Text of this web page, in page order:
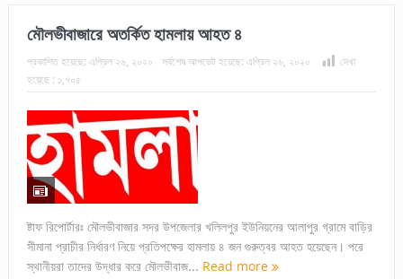
মৌলভীবাজারে অতর্কিত হামলায় আহত ৪
প্রকাশিত হয়েছে: এপ্রিল ২৬, ২০২০ সর্বশেষ আপডেট হয়েছে: এপ্রিল ২৬, ২০২০
দেখা
হয়েছে : ১,৭০৫
ষ্টাফ রিপোর্টারঃ মৌলভীবাজার সদর উপজেলার খলিলপুর ইউনিয়নের আলাপুর গ্রামে বাড়ির
সীমানা প্রাচীর নির্ধারণ নিয়ে প্রতিপক্ষের হামলায় ৪ জন গুরুত্বর আহত হয়েছেন। পরে
স্থানীয়রা তাদের উদ্ধার করে মৌলভীবাজ... Read more